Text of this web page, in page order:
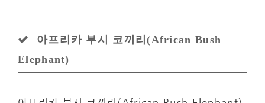
아프리카 부시 코끼리(African Bush
Elephant)